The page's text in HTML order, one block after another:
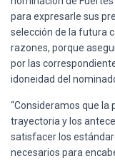
para expresarle sus
selección de la futura
razones, porque
por las
idoneidad del
“Consideramos que la
trayectoria y los
satisfacer los
necesarios para